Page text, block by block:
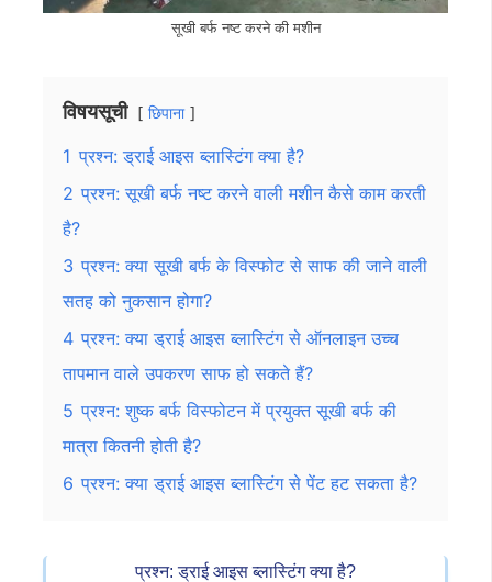
सूखी बर्फ नष्ट करने की मशीन
विषयसूची छिपाना
1 प्रश्न: ड्राई आइस ब्लास्टिंग क्या है?
2 प्रश्न: सूखी बर्फ नष्ट करने वाली मशीन कैसे काम करती
है?
3 प्रश्न: क्या सूखी बर्फ के विस्फोट से साफ की जाने वाली
सतह को नुकसान होगा?
4 प्रश्न: क्या ड्राई आइस ब्लास्टिंग से ऑनलाइन उच्च
तापमान वाले उपकरण साफ हो सकते हैं?
5 प्रश्न: शुष्क बर्फ विस्फोटन में प्रयुक्त सूखी बर्फ की
मात्रा कितनी होती है?
6 प्रश्न: क्या ड्राई आइस ब्लास्टिंग से पेंट हट सकता है?
प्रश्न: ड्राई आइस ब्लास्टिंग क्या है?